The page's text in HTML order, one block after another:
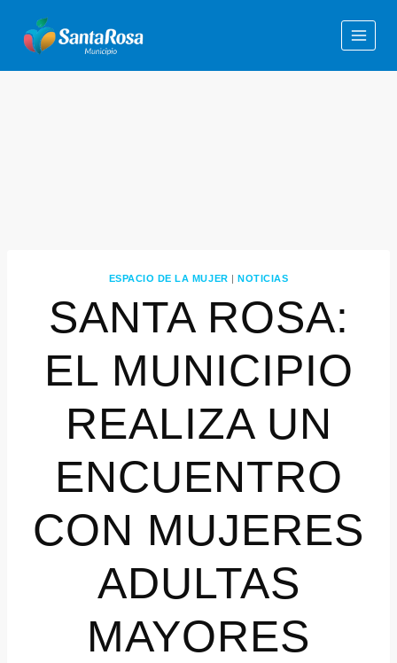
ESPACIO DE LA MUJER |NOTICIAS
SANTA ROSA:
EL MUNICIPIO
REALIZA UN
ENCUENTRO
CON MUJERES
ADULTAS
MAYORES